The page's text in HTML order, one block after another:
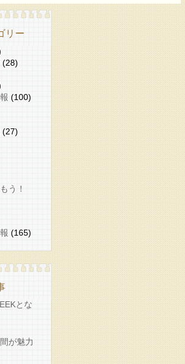
リー
(28)
(100)
(27)
う！
(165)
とな
が魅力